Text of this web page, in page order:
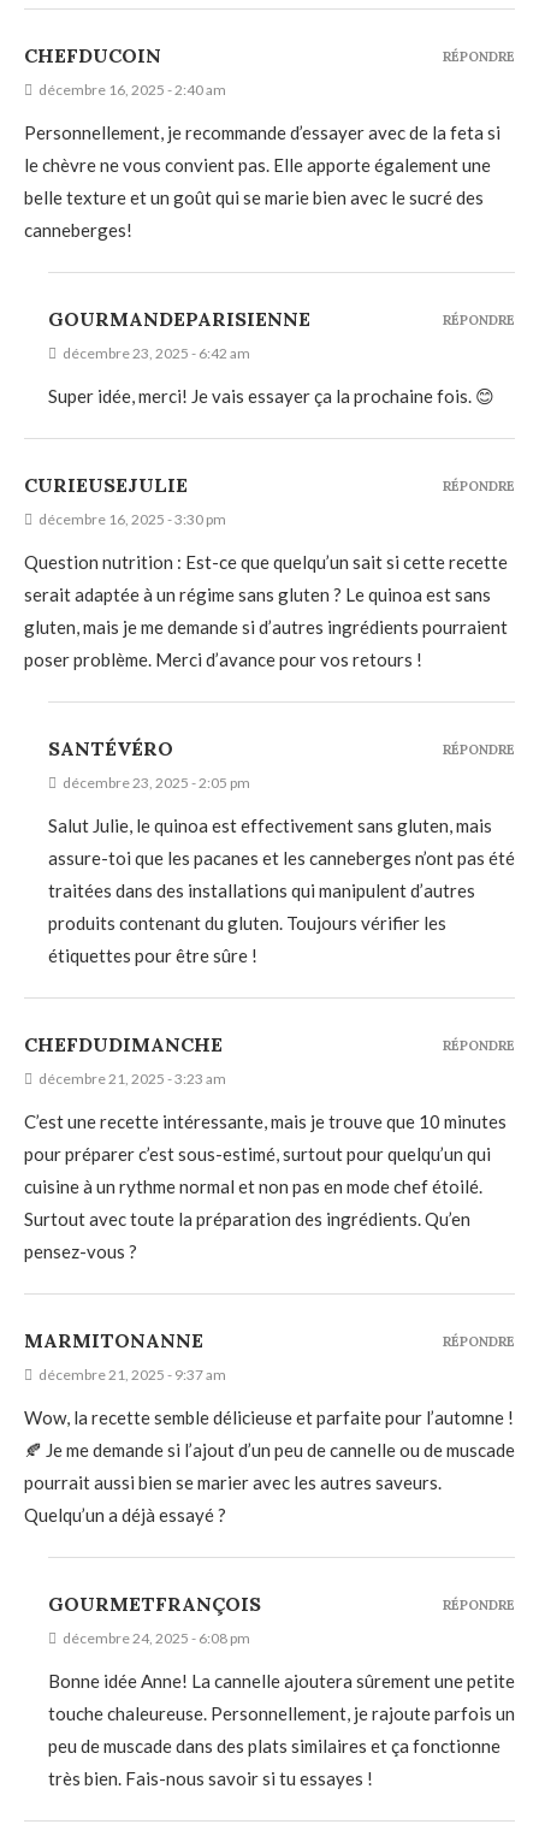
CHEFDUCOIN
décembre 16, 2025 - 2:40 am
Personnellement, je recommande d’essayer avec de la feta si
le chèvre ne vous convient pas. Elle apporte également une
belle texture et un goût qui se marie bien avec le sucré des
canneberges!
RÉPONDRE
GOURMANDEPARISIENNE
décembre 23, 2025 - 6:42 am
Super idée, merci! Je vais essayer ça la prochaine fois. 😊
RÉPONDRE
CURIEUSEJULIE
décembre 16, 2025 - 3:30 pm
Question nutrition : Est-ce que quelqu’un sait si cette recette
serait adaptée à un régime sans gluten ? Le quinoa est sans
gluten, mais je me demande si d’autres ingrédients pourraient
poser problème. Merci d’avance pour vos retours !
RÉPONDRE
SANTÉVÉRO
décembre 23, 2025 - 2:05 pm
Salut Julie, le quinoa est effectivement sans gluten, mais
assure-toi que les pacanes et les canneberges n’ont pas été
traitées dans des installations qui manipulent d’autres
produits contenant du gluten. Toujours vérifier les
étiquettes pour être sûre !
RÉPONDRE
CHEFDUDIMANCHE
décembre 21, 2025 - 3:23 am
C’est une recette intéressante, mais je trouve que 10 minutes
pour préparer c’est sous-estimé, surtout pour quelqu’un qui
cuisine à un rythme normal et non pas en mode chef étoilé.
Surtout avec toute la préparation des ingrédients. Qu’en
pensez-vous ?
RÉPONDRE
MARMITONANNE
décembre 21, 2025 - 9:37 am
Wow, la recette semble délicieuse et parfaite pour l’automne !
🍂 Je me demande si l’ajout d’un peu de cannelle ou de muscade
pourrait aussi bien se marier avec les autres saveurs.
Quelqu’un a déjà essayé ?
RÉPONDRE
GOURMETFRANÇOIS
décembre 24, 2025 - 6:08 pm
Bonne idée Anne! La cannelle ajoutera sûrement une petite
touche chaleureuse. Personnellement, je rajoute parfois un
peu de muscade dans des plats similaires et ça fonctionne
très bien. Fais-nous savoir si tu essayes !
RÉPONDRE